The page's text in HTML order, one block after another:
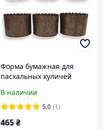
Форма бумажная для
пасхальных куличей
85мм 50шт Итальянские
(5045487547)
В наличии
5.0 (1)
465₴